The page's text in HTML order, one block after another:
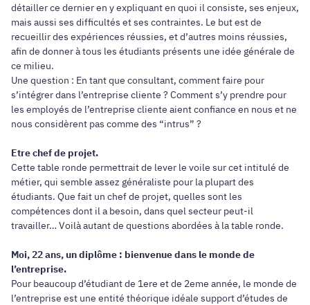
détailler ce dernier en y expliquant en quoi il consiste, ses enjeux,
mais aussi ses difficultés et ses contraintes. Le but est de
recueillir des expériences réussies, et d’autres moins réussies,
afin de donner à tous les étudiants présents une idée générale de
ce milieu.
Une question : En tant que consultant, comment faire pour
s’intégrer dans l’entreprise cliente ? Comment s’y prendre pour
les employés de l’entreprise cliente aient confiance en nous et ne
nous considèrent pas comme des “intrus” ?
Etre chef de projet.
Cette table ronde permettrait de lever le voile sur cet intitulé de
métier, qui semble assez généraliste pour la plupart des
étudiants. Que fait un chef de projet, quelles sont les
compétences dont il a besoin, dans quel secteur peut-il
travailler… Voilà autant de questions abordées à la table ronde.
Moi, 22 ans, un diplôme : bienvenue dans le monde de
l’entreprise.
Pour beaucoup d’étudiant de 1ere et de 2eme année, le monde de
l’entreprise est une entité théorique idéale support d’études de